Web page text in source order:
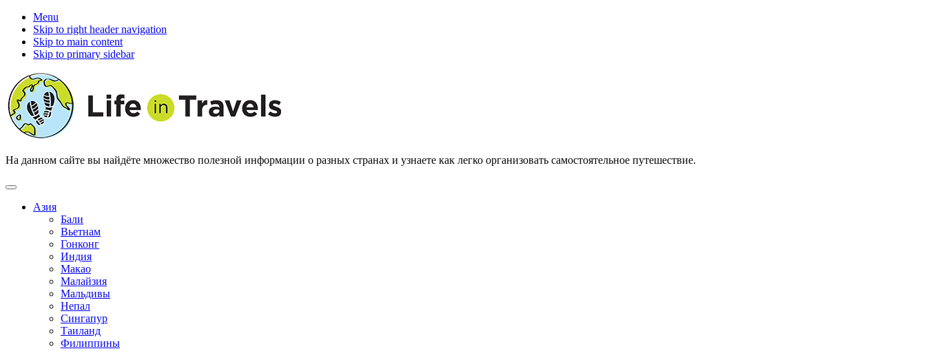
Menu
Skip to right header navigation
Skip to main content
Skip to primary sidebar
На данном сайте вы найдёте множество полезной информации о разных странах и узнаете как легко организовать самостоятельное путешествие.
Азия
Бали
Вьетнам
Гонконг
Индия
Макао
Малайзия
Мальдивы
Непал
Сингапур
Таиланд
Филиппины